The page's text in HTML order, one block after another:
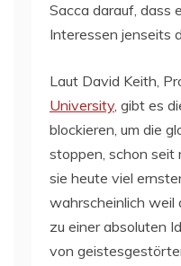
Sacca darauf, dass
Interessen jenseits
Laut David Keith,
University, gibt es
blockieren, um die
stoppen, schon seit
sie heute viel
wahrscheinlich weil
zu einer absoluten
von